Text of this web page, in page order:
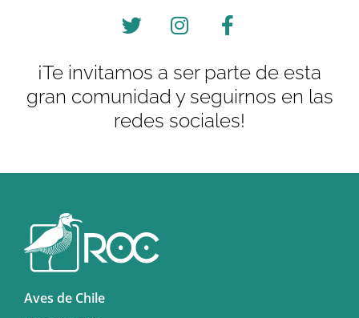
¡Te invitamos a ser parte de esta
gran comunidad y seguirnos en las
redes sociales!
Aves de Chile